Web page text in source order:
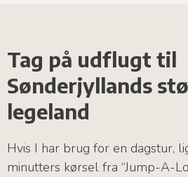
Tag på udflugt til
Sønderjyllands
legeland
Hvis I har brug for en dagstur,
minutters kørsel fra “Jump-A-